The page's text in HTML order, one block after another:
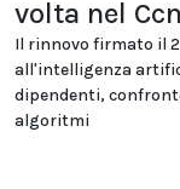
volta nel
Il rinnovo firmato il
all'intelligenza
dipendenti,
algoritmi